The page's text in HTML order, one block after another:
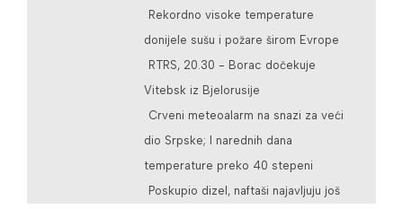
Rekordno visoke temperature
donijele sušu i požare širom Evrope
RTRS, 20.30 - Borac dočekuje
Vitebsk iz Bjelorusije
Crveni meteoalarm na snazi za veći
dio Srpske; I narednih dana
temperature preko 40 stepeni
Poskupio dizel, naftaši najavljuju još